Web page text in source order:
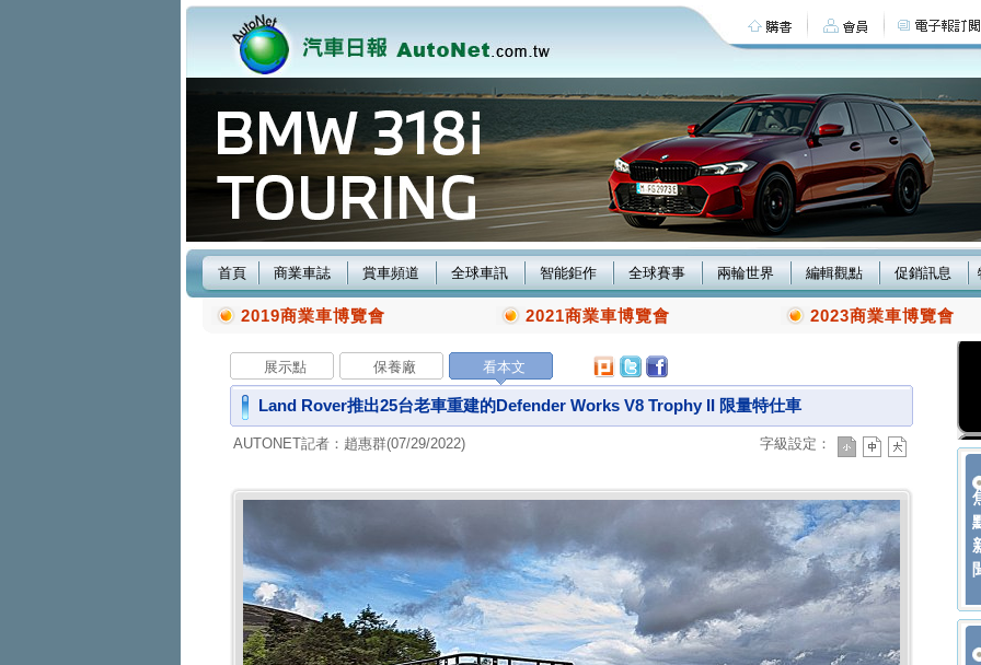
首頁 商業車誌 賞車頻道 全球車訊 智能鉅作 全球賽事 兩輪世界 編輯觀點 促銷訊息
2019商業車博覽會 2021商業車博覽會 2023商業車博覽會
展示點 保養廠 看本文
Land Rover推出25台老車重建的Defender Works V8 Trophy II 限量特仕車
AUTONET記者：趙惠群(07/29/2022) 字級設定：